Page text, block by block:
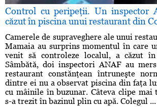
Control cu peripeţii. Un inspector
căzut în piscina unui restaurant din
Camerele de supraveghere ale unui
Mamaia au surprins momentul în care
venit să controleze localul, a căzut în
Sâmbătă, doi inspectori ANAF au
restaurant constănţean întruneşte
dintre ei nu a observat piscina din faţa
cu mâinile în buzunar. Câteva clipe mai
s-a trezit în bazinul plin cu apă. Colegul ...